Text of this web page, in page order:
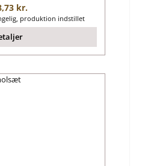
pris:
kr.
produktion indstillet